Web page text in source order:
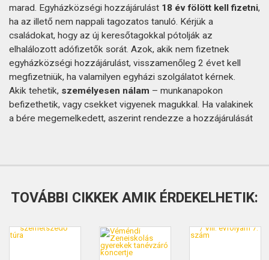
marad. Egyházközségi hozzájárulást 18 év fölött kell fizetni,
ha az illető nem nappali tagozatos tanuló. Kérjük a
családokat, hogy az új keresőtagokkal pótolják az
elhalálozott adófizetők sorát. Azok, akik nem fizetnek
egyházközségi hozzájárulást, visszamenőleg 2 évet kell
megfizetniük, ha valamilyen egyházi szolgálatot kérnek.
Akik tehetik, személyesen nálam – munkanapokon
befizethetik, vagy csekket vigyenek magukkal. Ha valakinek
a bére megemelkedett, aszerint rendezze a hozzájárulását
TOVÁBBI CIKKEK AMIK ÉRDEKELHETIK: